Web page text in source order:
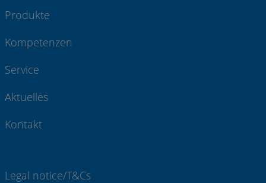
Produkte
Kompetenzen
Service
Aktuelles
Kontakt
Legal notice/T&Cs